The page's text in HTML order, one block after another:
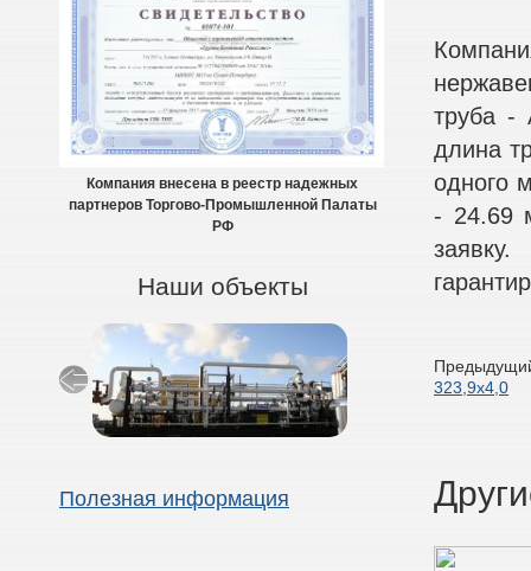
Компания внесена в реестр надежных
партнеров Торгово-Промышленной Палаты
РФ
Наши объекты
Полезная информация
труба -
длина
одного
- 24.69
323,9х4,0